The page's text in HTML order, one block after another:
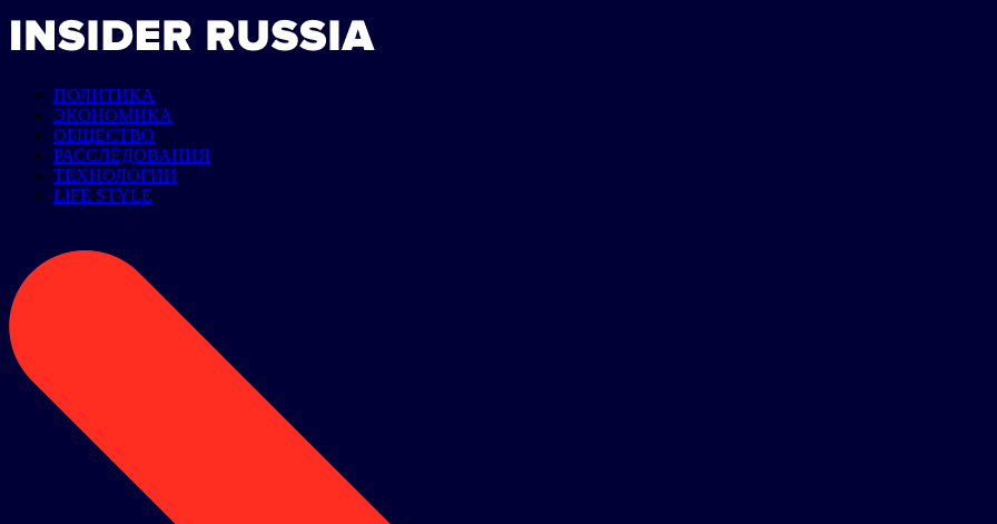
ПОЛИТИКА
ЭКОНОМИКА
ОБЩЕСТВО
РАССЛЕДОВАНИЯ
ТЕХНОЛОГИИ
LIFE STYLE